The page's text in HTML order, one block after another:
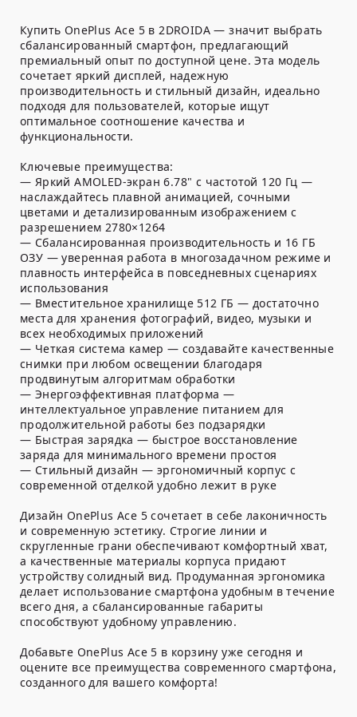
Купить OnePlus Ace 5 в 2DROIDA — значит выбрать
сбалансированный смартфон, предлагающий
премиальный опыт по доступной цене. Эта модель
сочетает яркий дисплей, надежную
производительность и стильный дизайн, идеально
подходя для пользователей, которые ищут
оптимальное соотношение качества и
функциональности.
Ключевые преимущества:
— Яркий AMOLED-экран 6.78" с частотой 120 Гц —
наслаждайтесь плавной анимацией, сочными
цветами и детализированным изображением с
разрешением 2780×1264
— Сбалансированная производительность и 16 ГБ
ОЗУ — уверенная работа в многозадачном режиме и
плавность интерфейса в повседневных сценариях
использования
— Вместительное хранилище 512 ГБ — достаточно
места для хранения фотографий, видео, музыки и
всех необходимых приложений
— Четкая система камер — создавайте качественные
снимки при любом освещении благодаря
продвинутым алгоритмам обработки
— Энергоэффективная платформа —
интеллектуальное управление питанием для
продолжительной работы без подзарядки
— Быстрая зарядка — быстрое восстановление
заряда для минимального времени простоя
— Стильный дизайн — эргономичный корпус с
современной отделкой удобно лежит в руке
Дизайн OnePlus Ace 5 сочетает в себе лаконичность
и современную эстетику. Строгие линии и
скругленные грани обеспечивают комфортный хват,
а качественные материалы корпуса придают
устройству солидный вид. Продуманная эргономика
делает использование смартфона удобным в течение
всего дня, а сбалансированные габариты
способствуют удобному управлению.
Добавьте OnePlus Ace 5 в корзину уже сегодня и
оцените все преимущества современного смартфона,
созданного для вашего комфорта!